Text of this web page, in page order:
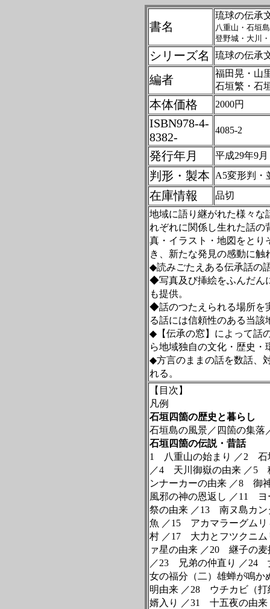
書名
琉球の伝承
八重山・石垣
登野城・大川
シリーズ名 琉球の伝承
編者
福田晃・山
石垣繁・石
本体価格 2000円
ISBN978-4-
8382-
4085-2
発行年月 平成29年9月
判形・製本 A5変形判・
在庫情報 品切
地域に語り継がれた様々な
れぞれに関係し生れた話の
真・イラスト・地図をとり
き、新たな発見の感動に触
◆読みごたえある伝承話の
◆写真及び挿絵をふんだん
も提供。
◆話のつたえられる場所を
る話には信頼性のある当該
◆【伝承の窓】によって話
ら地域独自の文化・歴史・
◆方言のままの話を数話、
れる。
【目次】
凡例
石垣四箇の歴史と暮らし
石垣島の風景／四箇の集落
石垣四箇の伝説・昔話
1 八重山の始まり ／2 石
／4 天川御嶽の由来 ／5
ンナーカーの由来 ／8 御
風邪の神の恩返し ／11 ヨ
祭の由来 ／13 南ヌ島カン
魚 ／15 アカマラーグムリ
村 ／17 大力とフツクニム
ァ星の由来 ／20 継子の麦
／23 兄弟の仲直り ／24
女の福分（二）雄蝉が鳴か
明由来 ／28 ウチカビ（打
婿入り
／31 十五夜の由来